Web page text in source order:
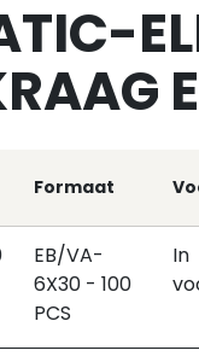
Formaat
EB/VA-
6X30 - 100
PCS
In